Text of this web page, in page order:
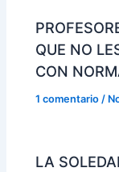
QUE NO
CON
1 comentario /
LA